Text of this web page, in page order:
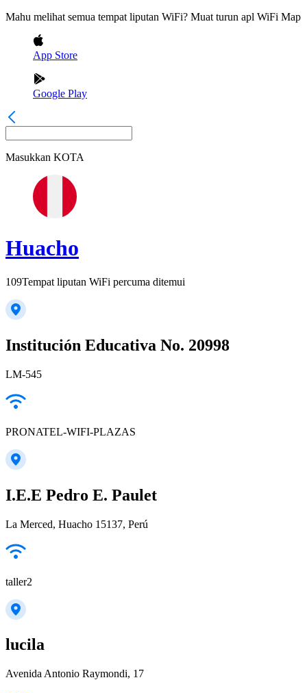
Mahu melihat semua tempat liputan WiFi? Muat turun apl WiFi Map
App Store
Google Play
Masukkan KOTA
Huacho
109Tempat liputan WiFi percuma ditemui
Institución Educativa No. 20998
LM-545
PRONATEL-WIFI-PLAZAS
I.E.E Pedro E. Paulet
La Merced, Huacho 15137, Perú
taller2
lucila
Avenida Antonio Raymondi, 17